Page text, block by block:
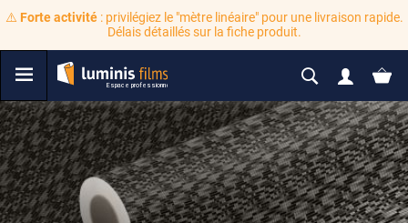
⚠️ Forte activité: privilégiez le "mètre linéaire" pour une livraison rapide.
Délais détaillés sur la fiche produit.